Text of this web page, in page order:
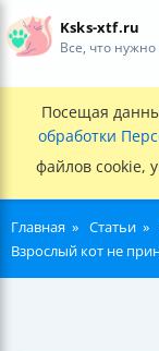
Ksks-xtf.ru
Все, что
Посещая
обработки
файлов cookie,
Главная Статьи
Взрослый кот не